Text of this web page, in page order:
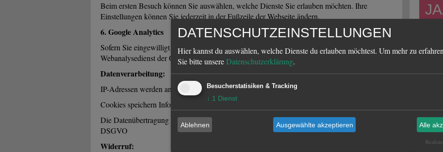
Beim ersten Besuch können Sie auswählen, welche Dienste Sie erlauben möchten. Ihre
Einstellungen können Sie jederzeit in der Fußzeile der Webseite ändern.
6. Google Analytics
Sofern Sie eingewilligt haben, wird auf dieser Website Google Analytics , ein
Webanalysedienst der Google Ireland Limited, eingesetzt.
Datenverarbeitung:
IP-Adressen werden anonymisiert (anonymizeIP)
Cookies speichern Informationen über Ihre Benutzung der Website
Die Datenübertragung erfolgt auf Grundlage Ihrer Einwilligung nach Art. 6 Abs. 1 lit. a
DSGVO
Widerruf:
es
e.V.
ist es
DATENSCHUTZEINSTELLUNGEN
Hier kannst du auswählen, welche Dienste du erlauben möchtest. Um mehr zu
Sie bitte unsereDatenschutzerklärung.
Besucherstatisiken & Tracking
↓ 1 Dienst
Ablehnen Ausgewählte akzeptieren Alle